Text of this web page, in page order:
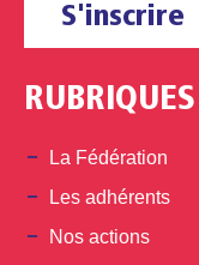
S'inscrire
RUBRIQUES
La Fédération
Les adhérents
Nos actions